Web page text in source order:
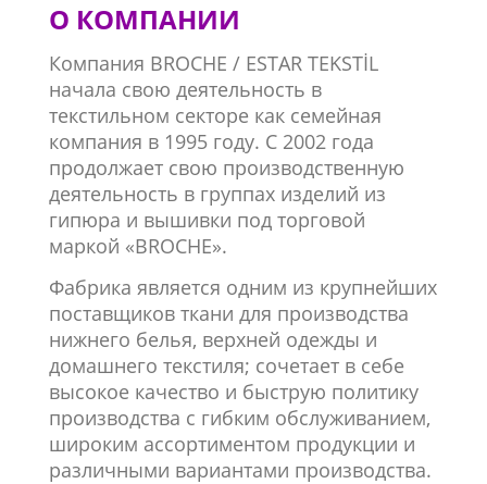
О КОМПАНИИ
Компания BROCHE / ESTAR TEKSTİL
начала свою деятельность в
текстильном секторе как семейная
компания в 1995 году. С 2002 года
продолжает свою производственную
деятельность в группах изделий из
гипюра и вышивки под торговой
маркой «BROCHE».
Фабрика является одним из крупнейших
поставщиков ткани для производства
нижнего белья, верхней одежды и
домашнего текстиля; сочетает в себе
высокое качество и быструю политику
производства с гибким обслуживанием,
широким ассортиментом продукции и
различными вариантами производства.